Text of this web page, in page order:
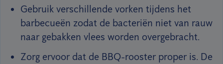
Gebruik verschillende vorken tijdens het
barbecueën zodat de bacteriën niet van rauw
naar gebakken vlees worden overgebracht.
Zorg ervoor dat de BBQ-rooster proper is. De